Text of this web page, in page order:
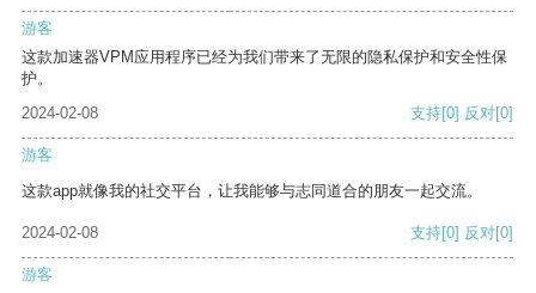
游客
这款加速器VPM应用程序已经为我们带来了无限的隐私保护和安全性保
护。
2024-02-08
支持[0] 反对[0]
游客
这款app就像我的社交平台，让我能够与志同道合的朋友一起交流。
2024-02-08 支持[0] 反对[0]
游客